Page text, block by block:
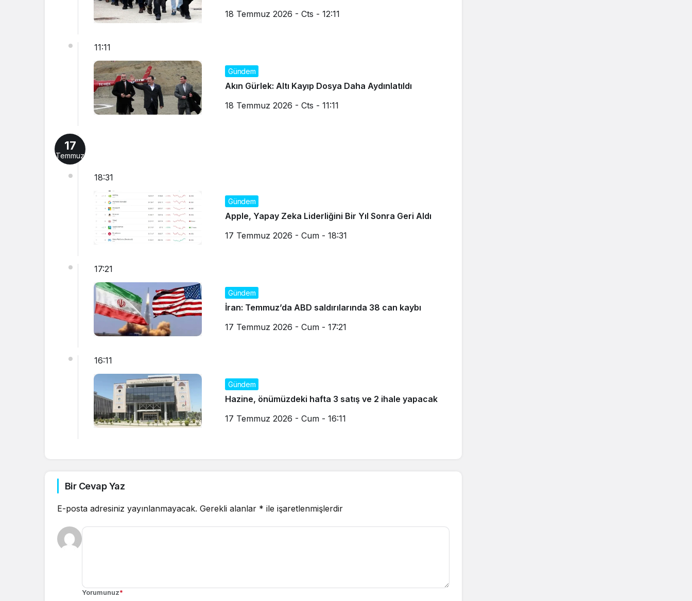
18 Temmuz 2026 - Cts - 12:11
11:11
Gündem
Akın Gürlek: Altı Kayıp Dosya Daha Aydınlatıldı
18 Temmuz 2026 - Cts - 11:11
17
Temmuz
18:31
Gündem
Apple, Yapay Zeka Liderliğini Bir Yıl Sonra Geri Aldı
17 Temmuz 2026 - Cum - 18:31
17:21
Gündem
İran: Temmuz’da ABD saldırılarında 38 can kaybı
17 Temmuz 2026 - Cum - 17:21
16:11
Gündem
Hazine, önümüzdeki hafta 3 satış ve 2 ihale yapacak
17 Temmuz 2026 - Cum - 16:11
Bir Cevap Yaz
E-posta adresiniz yayınlanmayacak. Gerekli alanlar * ile işaretlenmişlerdir
Yorumunuz*